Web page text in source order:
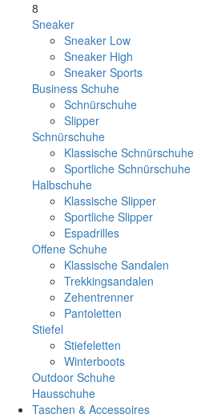
8
Sneaker
Sneaker Low
Sneaker High
Sneaker Sports
Business Schuhe
Schnürschuhe
Slipper
Schnürschuhe
Klassische Schnürschuhe
Sportliche Schnürschuhe
Halbschuhe
Klassische Slipper
Sportliche Slipper
Espadrilles
Offene Schuhe
Klassische Sandalen
Trekkingsandalen
Zehentrenner
Pantoletten
Stiefel
Stiefeletten
Winterboots
Outdoor Schuhe
Hausschuhe
Taschen & Accessoires